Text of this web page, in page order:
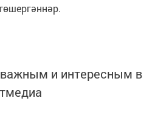
и интересным в